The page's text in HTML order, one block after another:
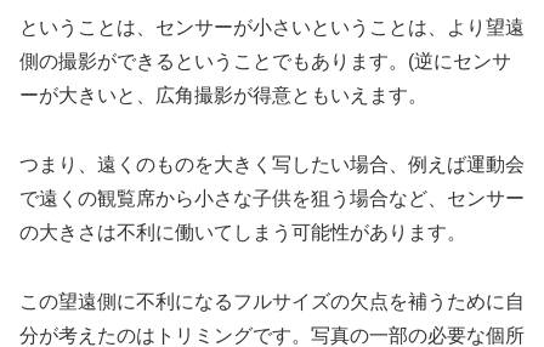
ということは、センサーが小さいということは、より望遠
側の撮影ができるということでもあります。(逆にセンサ
ーが大きいと、広角撮影が得意ともいえます。
つまり、遠くのものを大きく写したい場合、例えば運動会
で遠くの観覧席から小さな子供を狙う場合など、センサー
の大きさは不利に働いてしまう可能性があります。
この望遠側に不利になるフルサイズの欠点を補うために自
分が考えたのはトリミングです。写真の一部の必要な個所